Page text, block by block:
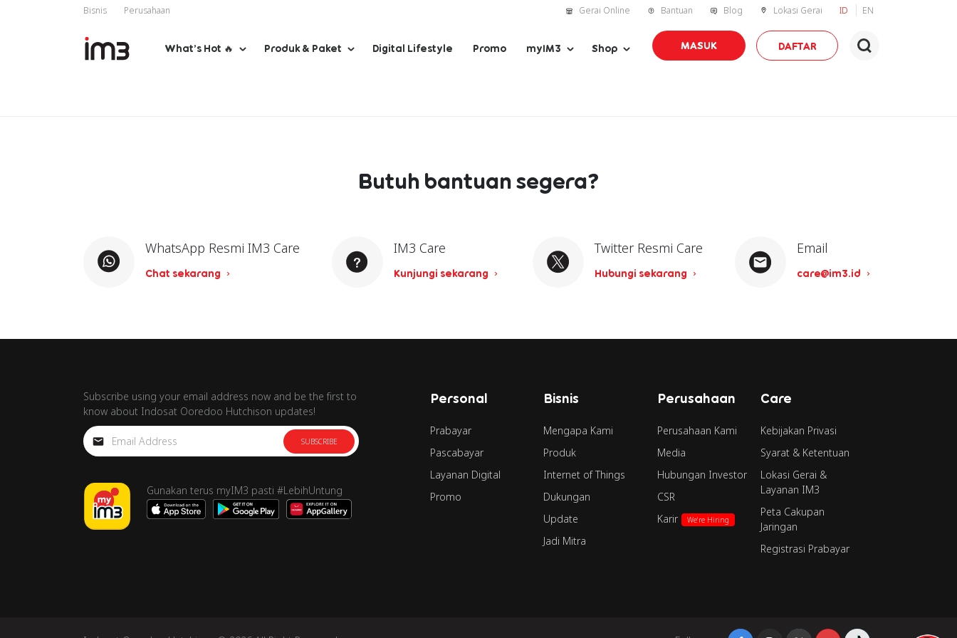
Bisnis Perusahaan Gerai Online Bantuan Blog Lokasi Gerai ID EN
What’s Hot 🔥 Produk & Paket Digital Lifestyle Promo myIM3 Shop MASUK DAFTAR
Butuh bantuan segera?
WhatsApp Resmi IM3 Care
Chat sekarang
IM3 Care
Kunjungi sekarang
Twitter Resmi Care
Hubungi sekarang
Email
care@im3.id
Subscribe using your email address now and be the first to
know about Indosat Ooredoo Hutchison updates!
SUBSCRIBE
Gunakan terus myIM3 pasti #LebihUntung
Personal
Prabayar
Pascabayar
Layanan Digital
Promo
Bisnis
Mengapa Kami
Produk
Internet of Things
Dukungan
Update
Jadi Mitra
Perusahaan
Perusahaan Kami
Media
Hubungan Investor
CSR
Karir
We're Hiring
Care
Kebijakan Privasi
Syarat & Ketentuan
Lokasi Gerai &
Layanan IM3
Peta Cakupan
Jaringan
Registrasi Prabayar